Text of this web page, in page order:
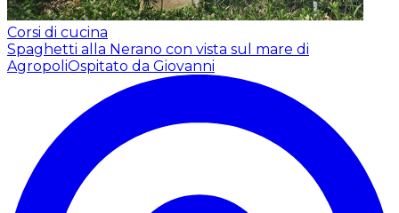
Corsi di cucina
Spaghetti alla Nerano con vista sul mare di
AgropoliOspitato da Giovanni